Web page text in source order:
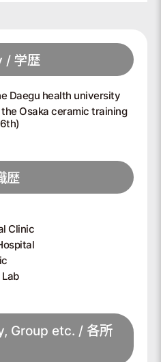
/ 学歴
Daegu health university
Osaka ceramic training
歴
Clinic
Group etc. / 各所